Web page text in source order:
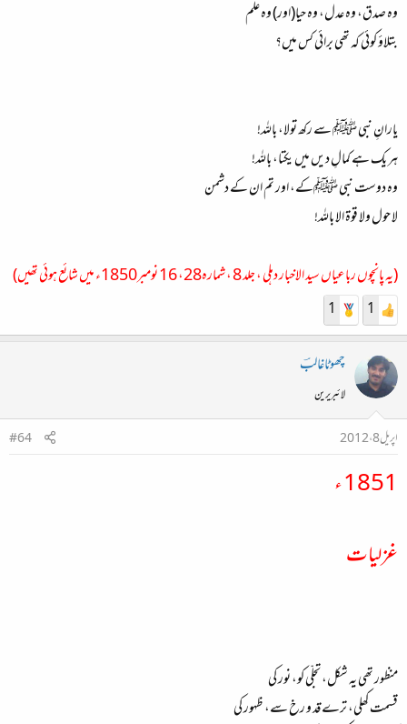
وہ صدق، وہ عدل، وہ حیا(اور) وہ علم
بتلاؤ کوئی کہ تھی برائی کس میں؟
یارانِ نبی ﷺ سے رکھ تولا، باللہ!
ہر یک ہے کمالِ دیں میں یکتا، باللہ!
وہ دوست نبی ﷺکے، اور تم ان کے دشمن
لا حول ولا قوۃ الا باللہ!
(یہ پانچوں رباعیاں سید الاخبار دہلی ، جلد 8 ، شمارہ28، 16 نومبر1850ء میں شائع ہوئی تھیں)
1
1
چھوٹاغالبؔ
لائبریرین
اپریل 8، 2012
#64
1851 ء
غزلیات
منظور تھی یہ شکل، تجلّی کو، نور کی
قسمت کھلی، ترے قد و رخ سے، ظہور کی